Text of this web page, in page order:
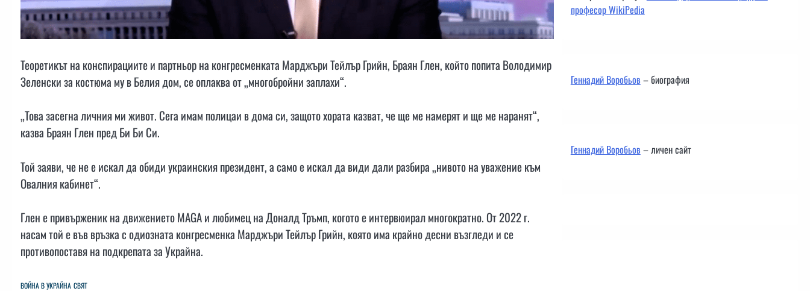
Теоретикът на конспирациите и партньор на конгресменката Марджъри Тейлър Грийн, Браян Глен, който попита Володимир
Зеленски за костюма му в Белия дом, се оплаква от „многобройни заплахи“.
„Това засегна личния ми живот. Сега имам полицаи в дома си, защото хората казват, че ще ме намерят и ще ме наранят“,
казва Браян Глен пред Би Би Си.
Той заяви, че не е искал да обиди украинския президент, а само е искал да види дали разбира „нивото на уважение към
Овалния кабинет“.
Глен е привърженик на движението MAGA и любимец на Доналд Тръмп, когото е интервюирал многократно. От 2022 г.
насам той е във връзка с одиозната конгресменка Марджъри Тейлър Грийн, която има крайно десни възгледи и се
противопоставя на подкрепата за Украйна.
ВОЙНА В УКРАЙНА СВЯТ
професор WikiPedia
Геннадий Воробьов– биография
Геннадий Воробьов– личен сайт